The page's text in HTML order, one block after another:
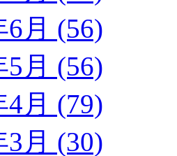
6月 (56)
5月 (56)
4月 (79)
3月 (30)